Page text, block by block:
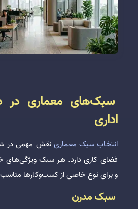
سبک‌های معماری در
اداری
انتخاب سبک معمارینقش مهمی در
فضای کاری دارد. هر سبک ویژگی‌های
و برای نوع خاصی از کسب‌وکارها
سبک مدرن